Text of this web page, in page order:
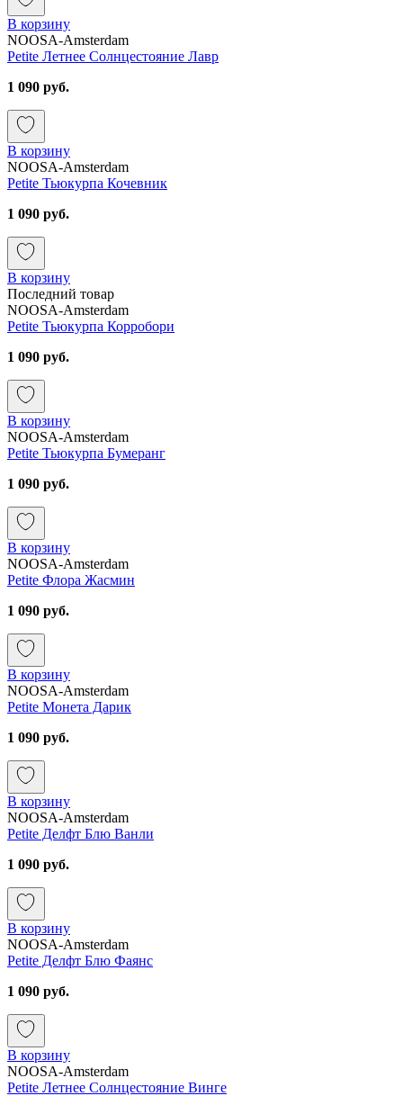
В корзину
NOOSA-Amsterdam
Petite Летнее Солнцестояние Лавр
1 090 руб.
В корзину
NOOSA-Amsterdam
Petite Тьюкурпа Кочевник
1 090 руб.
В корзину
Последний товар
NOOSA-Amsterdam
Petite Тьюкурпа Корробори
1 090 руб.
В корзину
NOOSA-Amsterdam
Petite Тьюкурпа Бумеранг
1 090 руб.
В корзину
NOOSA-Amsterdam
Petite Флора Жасмин
1 090 руб.
В корзину
NOOSA-Amsterdam
Petite Монета Дарик
1 090 руб.
В корзину
NOOSA-Amsterdam
Petite Делфт Блю Ванли
1 090 руб.
В корзину
NOOSA-Amsterdam
Petite Делфт Блю Фаянс
1 090 руб.
В корзину
NOOSA-Amsterdam
Petite Летнее Солнцестояние Винге